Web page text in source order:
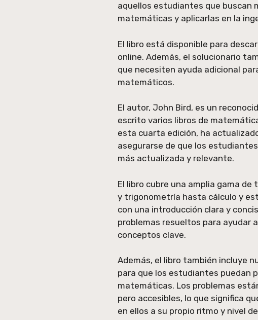
aquellos estudiantes que buscan
matemáticas y aplicarlas en la
El libro está disponible para
online. Además, el solucionario
que necesiten ayuda adicional
matemáticos.
El autor, John Bird, es un
escrito varios libros de
esta cuarta edición, ha
asegurarse de que los
más actualizada y relevante.
El libro cubre una amplia gama
y trigonometría hasta cálculo y
con una introducción clara y
problemas resueltos para ayudar
conceptos clave.
Además, el libro también incluye
para que los estudiantes puedan
matemáticas. Los problemas
pero accesibles, lo que significa
en ellos a su propio ritmo y nivel